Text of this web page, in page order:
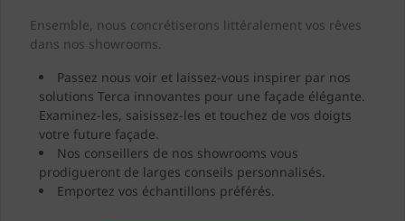
Ensemble, nous concrétiserons littéralement vos rêves
dans nos showrooms.
Passez nous voir et laissez-vous inspirer par nos
solutions Terca innovantes pour une façade élégante.
Examinez-les, saisissez-les et touchez de vos doigts
votre future façade.
Nos conseillers de nos showrooms vous
prodigueront de larges conseils personnalisés.
Emportez vos échantillons préférés.